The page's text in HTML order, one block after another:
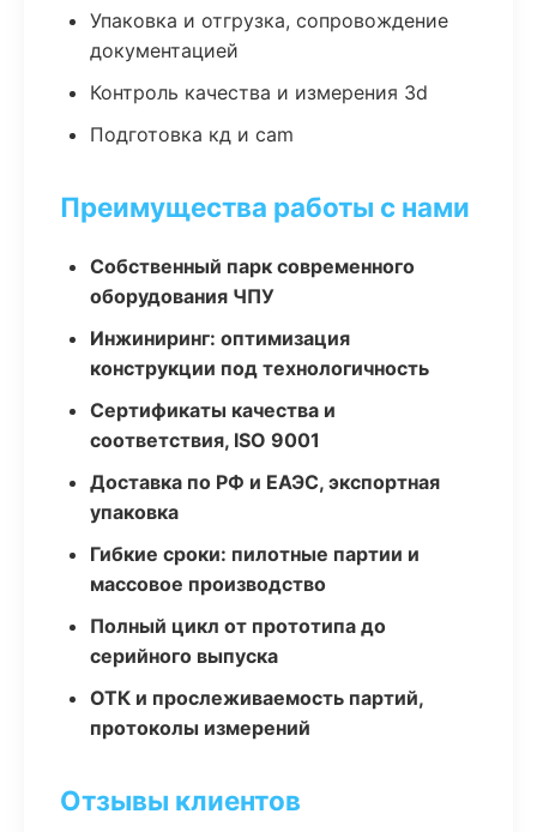
Упаковка и отгрузка, сопровождение
документацией
Контроль качества и измерения 3d
Подготовка кд и cam
Преимущества работы с нами
Собственный парк современного
оборудования ЧПУ
Инжиниринг: оптимизация
конструкции под технологичность
Сертификаты качества и
соответствия, ISO 9001
Доставка по РФ и ЕАЭС, экспортная
упаковка
Гибкие сроки: пилотные партии и
массовое производство
Полный цикл от прототипа до
серийного выпуска
ОТК и прослеживаемость партий,
протоколы измерений
Отзывы клиентов